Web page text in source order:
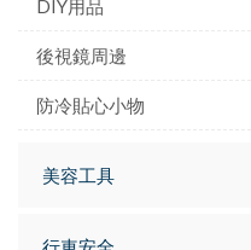
DIY用品
後視鏡周邊
防冷貼心小物
美容工具